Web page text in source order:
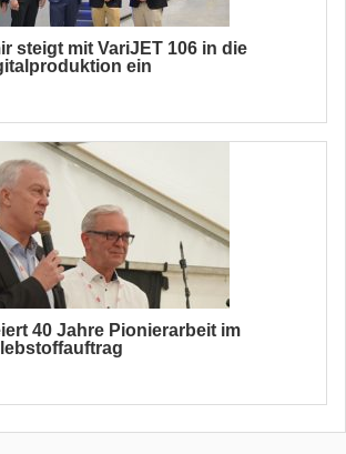
steigt mit VariJET 106 in die
ein
40 Jahre Pionierarbeit im